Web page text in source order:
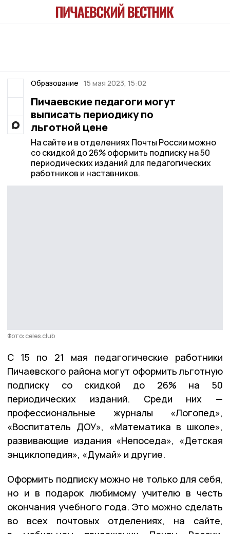
Образование 15 мая 2023, 15:02
Пичаевские педагоги могут
выписать периодику по
льготной цене
На сайте и в отделениях Почты России можно
со скидкой до 26% оформить подписку на 50
периодических изданий для педагогических
работников и наставников.
Фото: celes.club
С 15 по 21 мая педагогические работники
Пичаевского района могут оформить льготную
подписку со скидкой до 26% на 50
периодических изданий. Среди них —
профессиональные журналы «Логопед»,
«Воспитатель ДОУ», «Математика в школе»,
развивающие издания «Непоседа», «Детская
энциклопедия», «Думай» и другие.
Оформить подписку можно не только для себя,
но и в подарок любимому учителю в честь
окончания учебного года. Это можно сделать
во всех почтовых отделениях, на сайте,